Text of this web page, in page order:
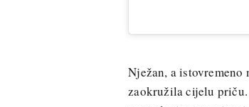
Nježan, a
zaokružila cijelu